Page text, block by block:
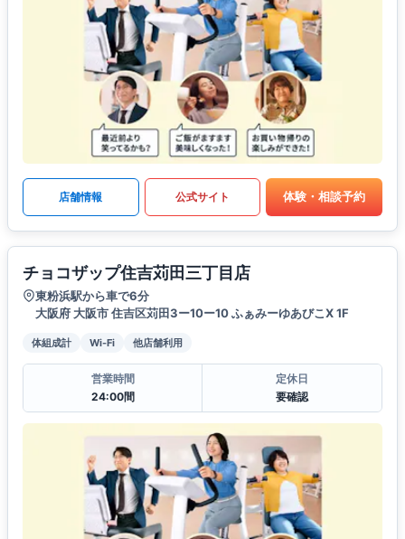
店舗情報 公式サイト 体験・相談予約
チョコザップ住吉苅田三丁目店
東粉浜駅から車で6分
大阪府 大阪市 住吉区苅田3ー10ー10 ふぁみーゆあびこX 1F
体組成計 Wi-Fi 他店舗利用
営業時間
24:00間
定休日
要確認